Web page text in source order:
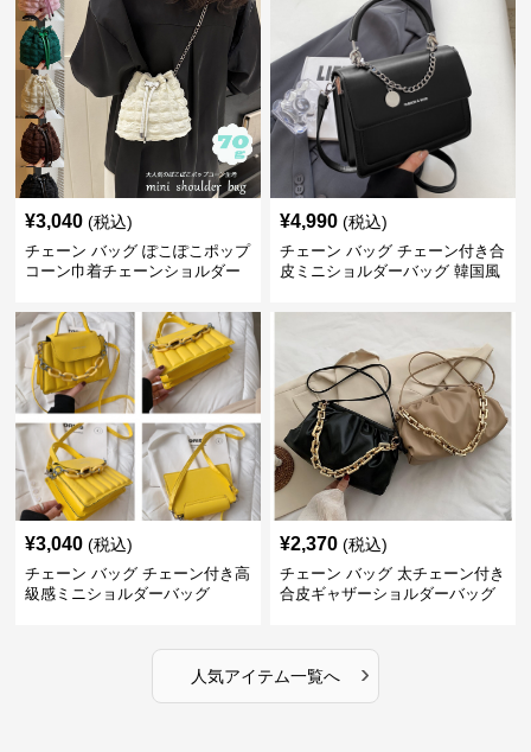
¥3,040 (税込)
チェーン バッグ ぽこぽこポップ
コーン巾着チェーンショルダー
¥4,990 (税込)
チェーン バッグ チェーン付き合
皮ミニショルダーバッグ 韓国風
¥3,040 (税込)
チェーン バッグ チェーン付き高
級感ミニショルダーバッグ
¥2,370 (税込)
チェーン バッグ 太チェーン付き
合皮ギャザーショルダーバッグ
人気アイテム一覧へ ›